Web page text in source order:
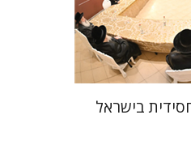
ספר מודפס
$41
בישראל